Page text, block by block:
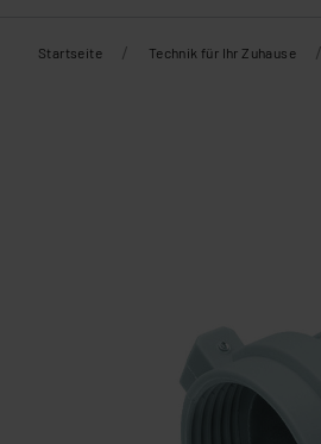
Startseite / Technik für Ihr Zuhause /